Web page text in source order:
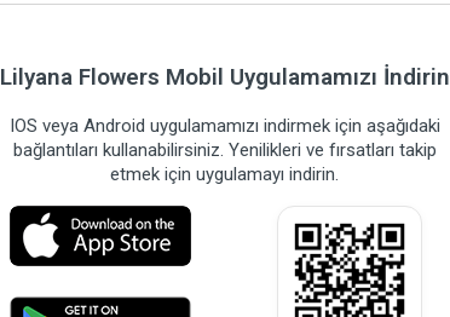
Lilyana Flowers Mobil Uygulamamızı İndirin
IOS veya Android uygulamamızı indirmek için aşağıdaki
bağlantıları kullanabilirsiniz. Yenilikleri ve fırsatları takip
etmek için uygulamayı indirin.